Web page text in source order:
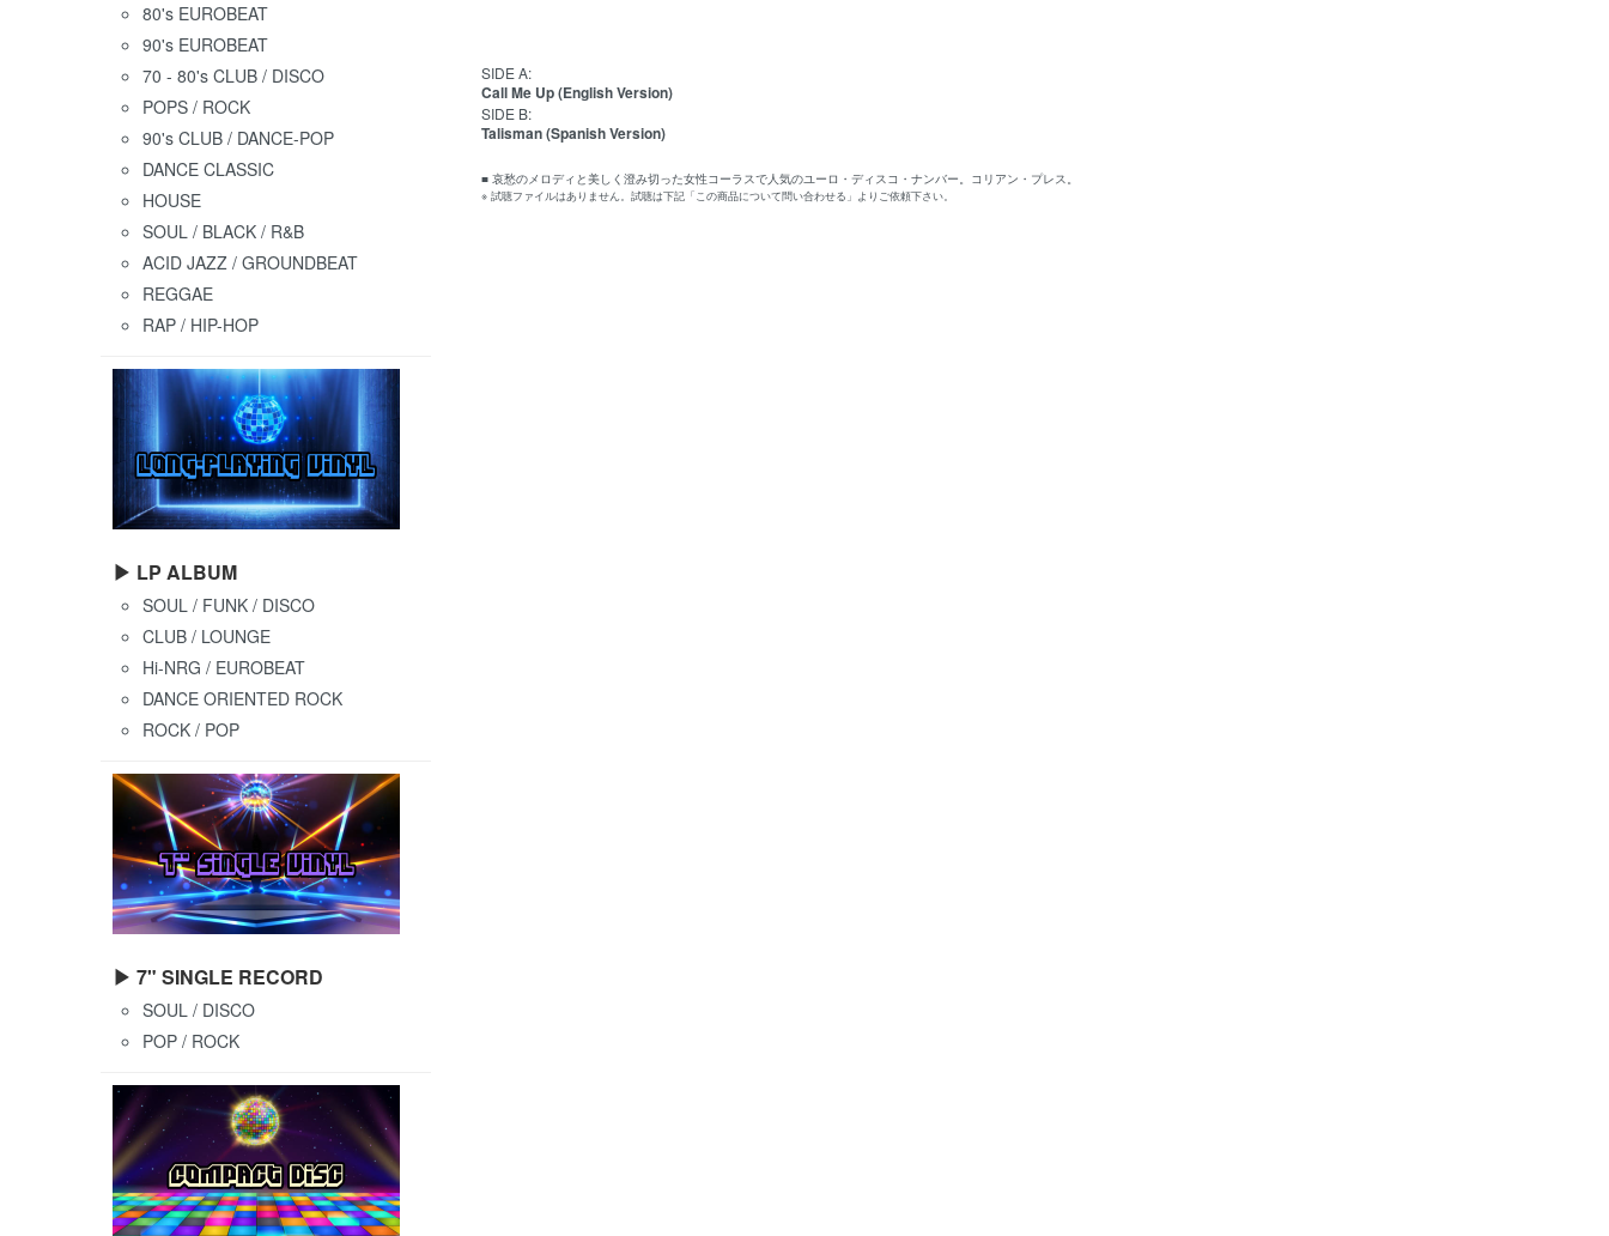
SIDE A:
Call Me Up (English Version)
SIDE B:
Talisman (Spanish Version)
■ 哀愁のメロディと美しく澄み切った女性コーラスで人気のユーロ・ディスコ・ナンバー。コリアン・プレス。
※ 試聴ファイルはありません。試聴は下記「この商品について問い合わせる」よりご依頼下さい。
80's EUROBEAT
90's EUROBEAT
70 - 80's CLUB / DISCO
POPS / ROCK
90's CLUB / DANCE-POP
DANCE CLASSIC
HOUSE
SOUL / BLACK / R&B
ACID JAZZ / GROUNDBEAT
REGGAE
RAP / HIP-HOP
▶ LP ALBUM
SOUL / FUNK / DISCO
CLUB / LOUNGE
Hi-NRG / EUROBEAT
DANCE ORIENTED ROCK
ROCK / POP
▶ 7" SINGLE RECORD
SOUL / DISCO
POP / ROCK